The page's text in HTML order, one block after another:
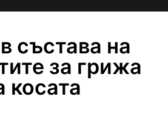
състава на
за грижа
косата